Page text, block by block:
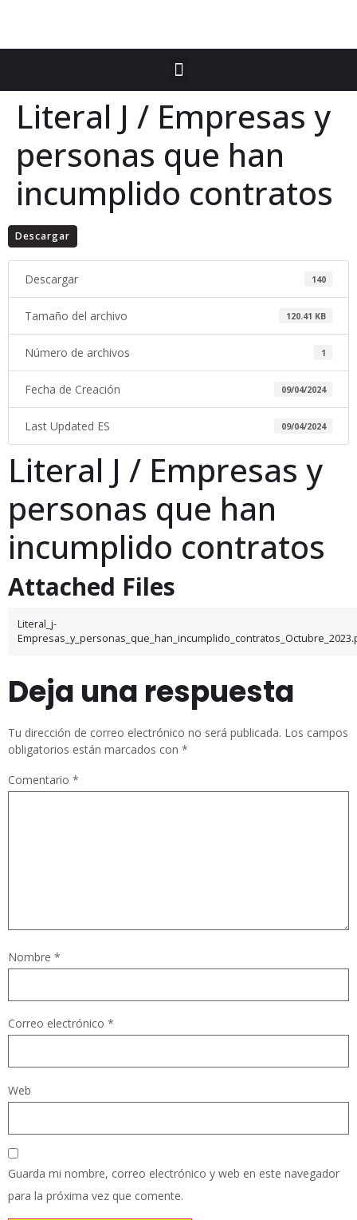
Literal J / Empresas y
personas que han
incumplido contratos
Descargar
Descargar 140
Tamaño del archivo 120.41 KB
Número de archivos 1
Fecha de Creación 09/04/2024
Last Updated ES 09/04/2024
Literal J / Empresas y
personas que han
incumplido contratos
Attached Files
Literal_j-
Deja una respuesta
Tu dirección de correo electrónico no será publicada. Los campos
obligatorios están marcados con *
Comentario *
Nombre *
Correo electrónico *
Web
Guarda mi nombre, correo electrónico y web en este navegador
para la próxima vez que comente.